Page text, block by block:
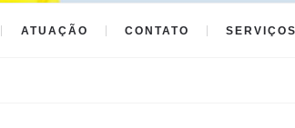
ATUAÇÃO CONTATO